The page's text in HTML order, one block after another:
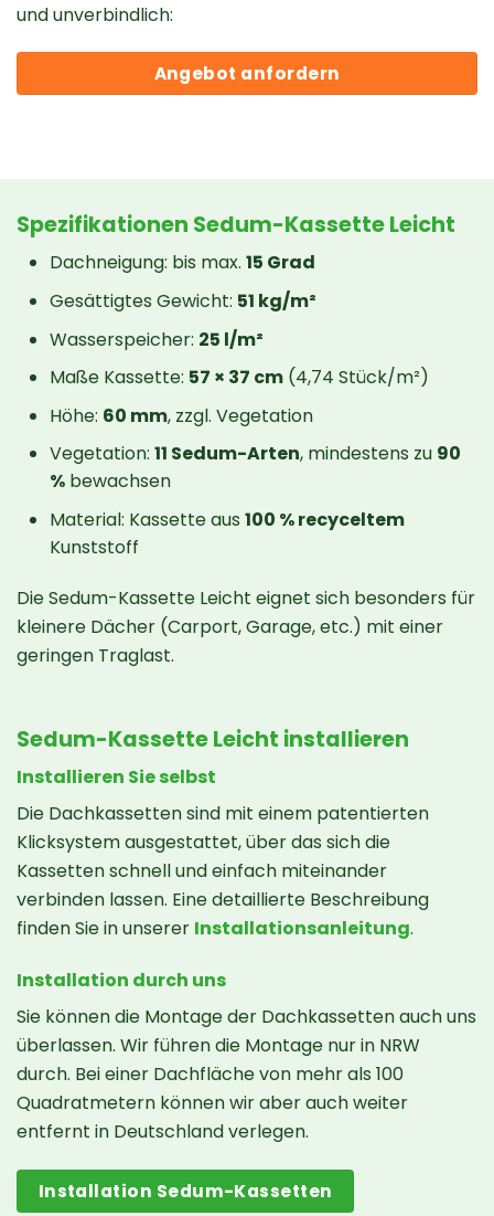
und unverbindlich:
Angebot anfordern
Spezifikationen Sedum-Kassette Leicht
Dachneigung: bis max. 15 Grad
Gesättigtes Gewicht: 51 kg/m²
Wasserspeicher: 25 l/m²
Maße Kassette: 57 × 37 cm (4,74 Stück/m²)
Höhe: 60 mm, zzgl. Vegetation
Vegetation: 11 Sedum-Arten, mindestens zu 90
% bewachsen
Material: Kassette aus 100 % recyceltem
Kunststoff
Die Sedum-Kassette Leicht eignet sich besonders für
kleinere Dächer (Carport, Garage, etc.) mit einer
geringen Traglast.
Sedum-Kassette Leicht installieren
Installieren Sie selbst
Die Dachkassetten sind mit einem patentierten
Klicksystem ausgestattet, über das sich die
Kassetten schnell und einfach miteinander
verbinden lassen. Eine detaillierte Beschreibung
finden Sie in unserer Installationsanleitung.
Installation durch uns
Sie können die Montage der Dachkassetten auch uns
überlassen. Wir führen die Montage nur in NRW
durch. Bei einer Dachfläche von mehr als 100
Quadratmetern können wir aber auch weiter
entfernt in Deutschland verlegen.
Installation Sedum-Kassetten